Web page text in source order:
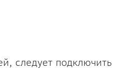
следует подключить